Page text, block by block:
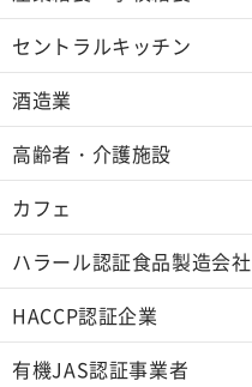
セントラルキッチン
酒造業
高齢者・介護施設
カフェ
ハラール認証食品製造会社
HACCP認証企業
有機JAS認証事業者